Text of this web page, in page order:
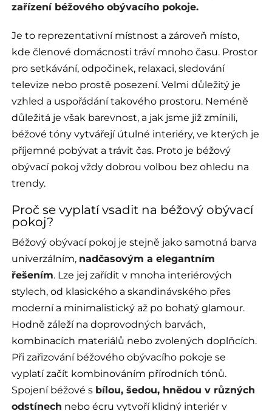
zařízení béžového obývacího pokoje.
Je to reprezentativní místnost a zároveň místo,
kde členové domácnosti tráví mnoho času. Prostor
pro setkávání, odpočinek, relaxaci, sledování
televize nebo prostě posezení. Velmi důležitý je
vzhled a uspořádání takového prostoru. Neméně
důležitá je však barevnost, a jak jsme již zmínili,
béžové tóny vytvářejí útulné interiéry, ve kterých je
příjemné pobývat a trávit čas. Proto je béžový
obývací pokoj vždy dobrou volbou bez ohledu na
trendy.
Proč se vyplatí vsadit na béžový obývací
pokoj?
Béžový obývací pokoj je stejně jako samotná barva
univerzálním, nadčasovým a elegantním
řešením. Lze jej zařídit v mnoha interiérových
stylech, od klasického a skandinávského přes
moderní a minimalistický až po bohatý glamour.
Hodně záleží na doprovodných barvách,
kombinacích materiálů nebo zvolených doplňcích.
Při zařizování béžového obývacího pokoje se
vyplatí začít kombinováním přírodních tónů.
Spojení béžové s bílou, šedou, hnědou v různých
odstínech nebo écru vytvoří klidný interiér v